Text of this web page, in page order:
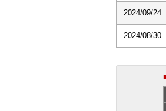
2024/09/24
2024/08/30